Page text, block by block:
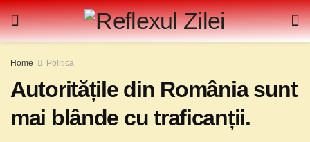
Home Politica
Autoritățile din România sunt
mai blânde cu traficanții.